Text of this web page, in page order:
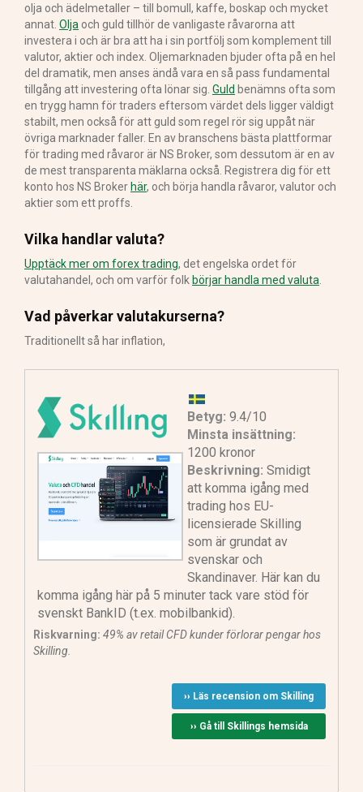
olja och ädelmetaller – till bomull, kaffe, boskap och mycket
annat. Olja och guld tillhör de vanligaste råvarorna att
investera i och är bra att ha i sin portfölj som komplement till
valutor, aktier och index. Oljemarknaden bjuder ofta på en hel
del dramatik, men anses ändå vara en så pass fundamental
tillgång att investering ofta lönar sig. Guld benämns ofta som
en trygg hamn för traders eftersom värdet dels ligger väldigt
stabilt, men också för att guld som regel rör sig uppåt när
övriga marknader faller. En av branschens bästa plattformar
för trading med råvaror är NS Broker, som dessutom är en av
de mest transparenta mäklarna också. Registrera dig för ett
konto hos NS Brokerhär, och börja handla råvaror, valutor och
aktier som ett proffs.
Vilka handlar valuta?
Upptäck mer om forex trading, det engelska ordet för
valutahandel, och om varför folkbörjar handla med valuta
Vad påverkar valutakurserna?
Traditionellt så har inflation,
Betyg: 9.4/10
Minsta insättning:
1200 kronor
Beskrivning: Smidigt
att komma igång med
trading hos EU-
licensierade Skilling
som är grundat av
svenskar och
Skandinaver. Här kan du
komma igång här på 5 minuter tack vare stöd för
svenskt BankID (t.ex. mobilbankid).
Riskvarning: 49% av retail CFD kunder förlorar pengar hos
Skilling.
›› Läs recension om Skilling
›› Gå till Skillings hemsida